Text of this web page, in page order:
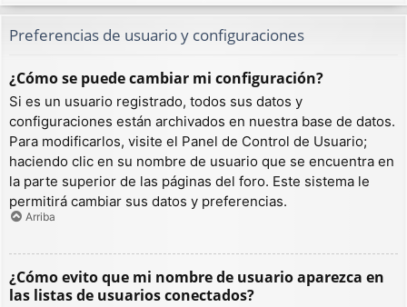
Preferencias de usuario y configuraciones
¿Cómo se puede cambiar mi configuración?
Si es un usuario registrado, todos sus datos y
configuraciones están archivados en nuestra base de datos.
Para modificarlos, visite el Panel de Control de Usuario;
haciendo clic en su nombre de usuario que se encuentra en
la parte superior de las páginas del foro. Este sistema le
permitirá cambiar sus datos y preferencias.
Arriba
¿Cómo evito que mi nombre de usuario aparezca en
las listas de usuarios conectados?